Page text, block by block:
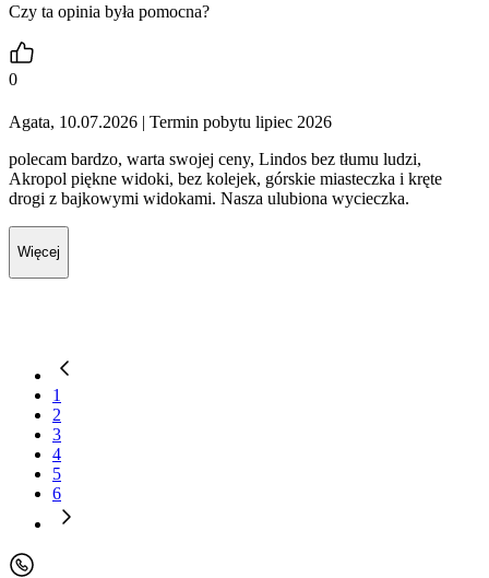
Czy ta opinia była pomocna?
0
Agata, 10.07.2026 | Termin pobytu lipiec 2026
polecam bardzo, warta swojej ceny, Lindos bez tłumu ludzi,
Akropol piękne widoki, bez kolejek, górskie miasteczka i kręte
drogi z bajkowymi widokami. Nasza ulubiona wycieczka.
Więcej
1
2
3
4
5
6